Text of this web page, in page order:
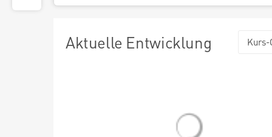
Aktuelle Entwicklung Kurs-